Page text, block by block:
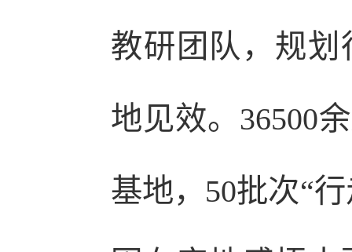
教研团队，规
地见效。36500
基地，50批次“